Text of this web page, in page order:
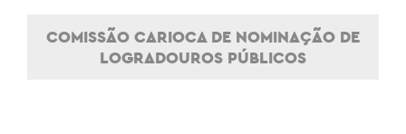
COMISSÃO CARIOCA DE NOMINAÇÃO DE
LOGRADOUROS PÚBLICOS